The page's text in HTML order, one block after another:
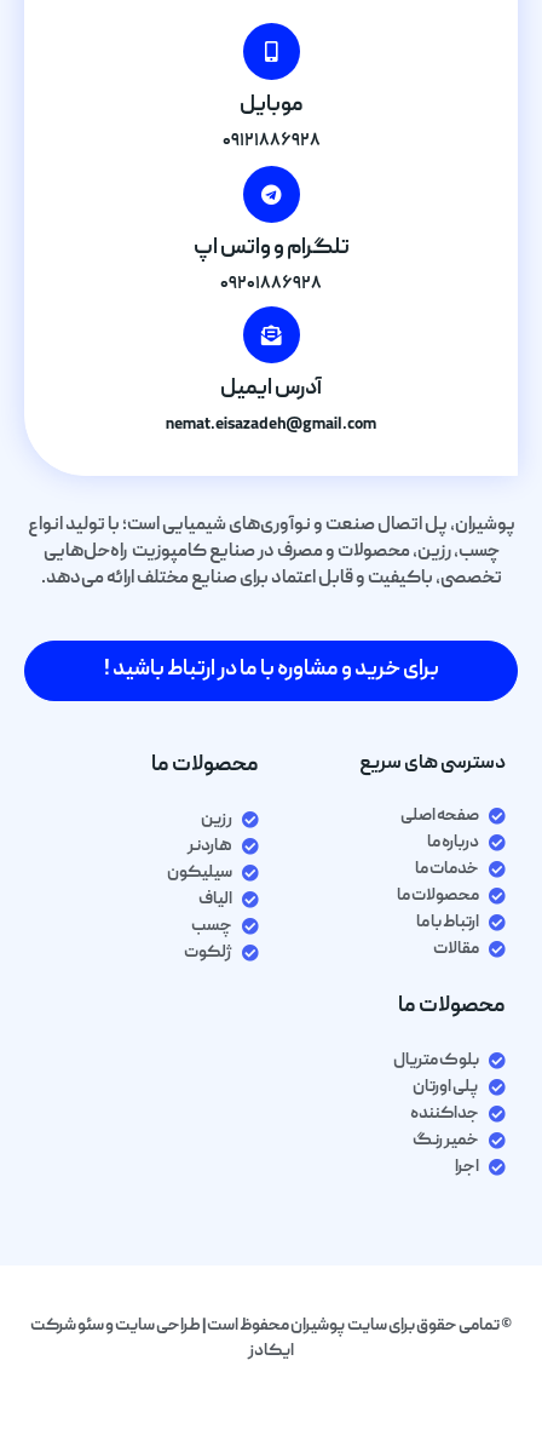
موبایل
۰۹۱۲۱۸۸۶۹۲۸
تلگرام و واتس اپ
۰۹۲۰۱۸۸۶۹۲۸
آدرس ایمیل
nemat.eisazadeh@gmail.com
پوشیران، پل اتصال صنعت و نوآوری‌های شیمیایی است؛ با تولید انواع
چسب، رزین، محصولات و مصرف در صنایع کامپوزیت راه‌حل‌هایی
تخصصی، باکیفیت و قابل اعتماد برای صنایع مختلف ارائه می‌دهد.
برای خرید و مشاوره با ما در ارتباط باشید !
دسترسی های سریع
صفحه اصلی
درباره ما
خدمات ما
محصولات ما
ارتباط با ما
مقالات
محصولات ما
رزین
هاردنر
سیلیکون
الیاف
چسب
ژلکوت
محصولات ما
بلوک متریال
پلی اورتان
جداکننده
خمیر رنگ
اجرا
© تمامی حقوق برای سایت پوشیران محفوظ است| طراحی سایت و سئو شرکت
ایکادز